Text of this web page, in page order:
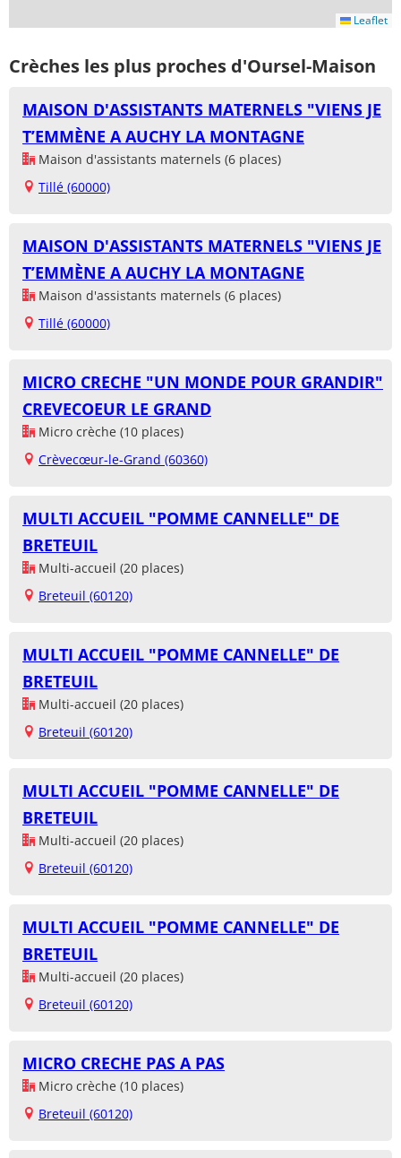
Leaflet
Crèches les plus proches d'Oursel-Maison
MAISON D'ASSISTANTS MATERNELS "VIENS JE
T’EMMÈNE A AUCHY LA MONTAGNE
Maison d'assistants maternels (6 places)
Tillé (60000)
MAISON D'ASSISTANTS MATERNELS "VIENS JE
T’EMMÈNE A AUCHY LA MONTAGNE
Maison d'assistants maternels (6 places)
Tillé (60000)
MICRO CRECHE "UN MONDE POUR GRANDIR"
CREVECOEUR LE GRAND
Micro crèche (10 places)
Crèvecœur-le-Grand (60360)
MULTI ACCUEIL "POMME CANNELLE" DE
BRETEUIL
Multi-accueil (20 places)
Breteuil (60120)
MULTI ACCUEIL "POMME CANNELLE" DE
BRETEUIL
Multi-accueil (20 places)
Breteuil (60120)
MULTI ACCUEIL "POMME CANNELLE" DE
BRETEUIL
Multi-accueil (20 places)
Breteuil (60120)
MULTI ACCUEIL "POMME CANNELLE" DE
BRETEUIL
Multi-accueil (20 places)
Breteuil (60120)
MICRO CRECHE PAS A PAS
Micro crèche (10 places)
Breteuil (60120)